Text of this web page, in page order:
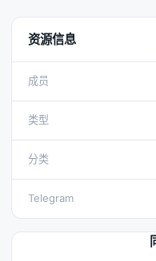
资源信息
成员
类型
分类
Telegram